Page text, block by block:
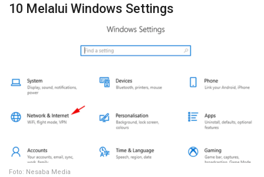
10 Melalui Windows Settings
Foto: Nesaba Media